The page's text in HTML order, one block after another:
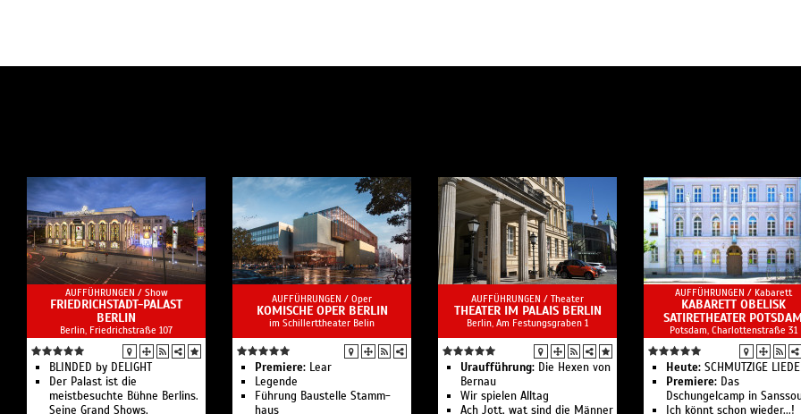
AUFFÜHRUNGEN / Show
FRIEDRICHSTADT-PALAST
BERLIN
Berlin, Friedrichstraße 107
BLINDED by DELIGHT
Der Palast ist die
meistbesuchte Bühne Berlins.
Seine Grand Shows,
AUFFÜHRUNGEN / Oper
KOMISCHE OPER BERLIN
im Schillerttheater Belin
Premiere: Lear
Legende
Führung Bau­stelle Stamm­
haus
AUFFÜHRUNGEN / Theater
THEATER IM PALAIS BERLIN
Berlin, Am Festungsgraben 1
Uraufführung: Die Hexen von
Bernau
Wir spielen Alltag
Ach Jott, wat sind die Männer
AUFFÜHRUNGEN / Kabarett
KABARETT OBELISK
SATIRETHEATER POTSDAM
Potsdam, Charlottenstraße 31
Heute: SCHMUTZIGE
Premiere: Das
Dschungelcamp in
Ich könnt schon wieder...!